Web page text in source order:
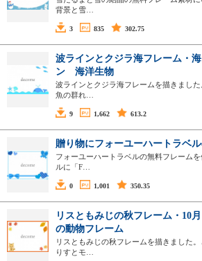
背景と雪…
3 835 302.75
波ラインとクジラ海フレーム・
ン 海洋生物
波ラインとクジラ海フレームを描きまし
魚の群れ…
9 1,662 613.2
贈り物にフォーユーハートラベ
フォーユーハートラベルの無料フレーム
ルに「F…
0 1,001 350.35
リスともみじの秋フレーム・
の動物フレーム
リスともみじの秋フレームを描きました
りすとモ…